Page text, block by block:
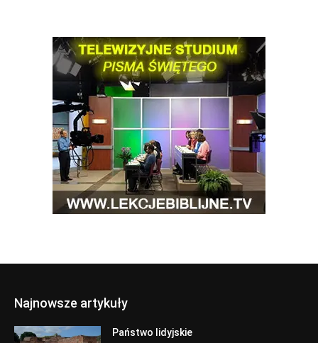
Najnowsze artykuły
Państwo lidyjskie